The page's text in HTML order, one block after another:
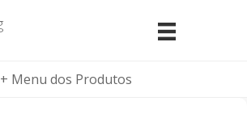
+ Menu dos Produtos